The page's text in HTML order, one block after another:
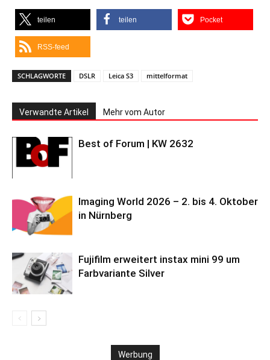
teilen teilen Pocket
RSS-feed
SCHLAGWORTE DSLR Leica S3 mittelformat
Verwandte Artikel Mehr vom Autor
Best of Forum | KW 2632
Imaging World 2026 – 2. bis 4. Oktober
in Nürnberg
Fujifilm erweitert instax mini 99 um
Farbvariante Silver
Werbung